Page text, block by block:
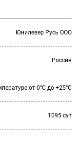
Юнилевер Русь ООО
Россия
от 0°С до +25°С
1095 сут